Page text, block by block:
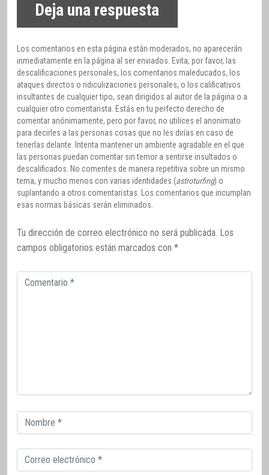
Deja una respuesta
Los comentarios en esta página están moderados, no aparecerán
inmediatamente en la página al ser enviados. Evita, por favor, las
descalificaciones personales, los comentarios maleducados, los
ataques directos o ridiculizaciones personales, o los calificativos
insultantes de cualquier tipo, sean dirigidos al autor de la página o a
cualquier otro comentarista. Estás en tu perfecto derecho de
comentar anónimamente, pero por favor, no utilices el anonimato
para decirles a las personas cosas que no les dirías en caso de
tenerlas delante. Intenta mantener un ambiente agradable en el que
las personas puedan comentar sin temor a sentirse insultados o
descalificados. No comentes de manera repetitiva sobre un mismo
tema, y mucho menos con varias identidades (astroturfing) o
suplantando a otros comentaristas. Los comentarios que incumplan
esas normas básicas serán eliminados.
Tu dirección de correo electrónico no será publicada. Los
campos obligatorios están marcados con *
Comentario
Correo
electrónico
Correo
electrónico